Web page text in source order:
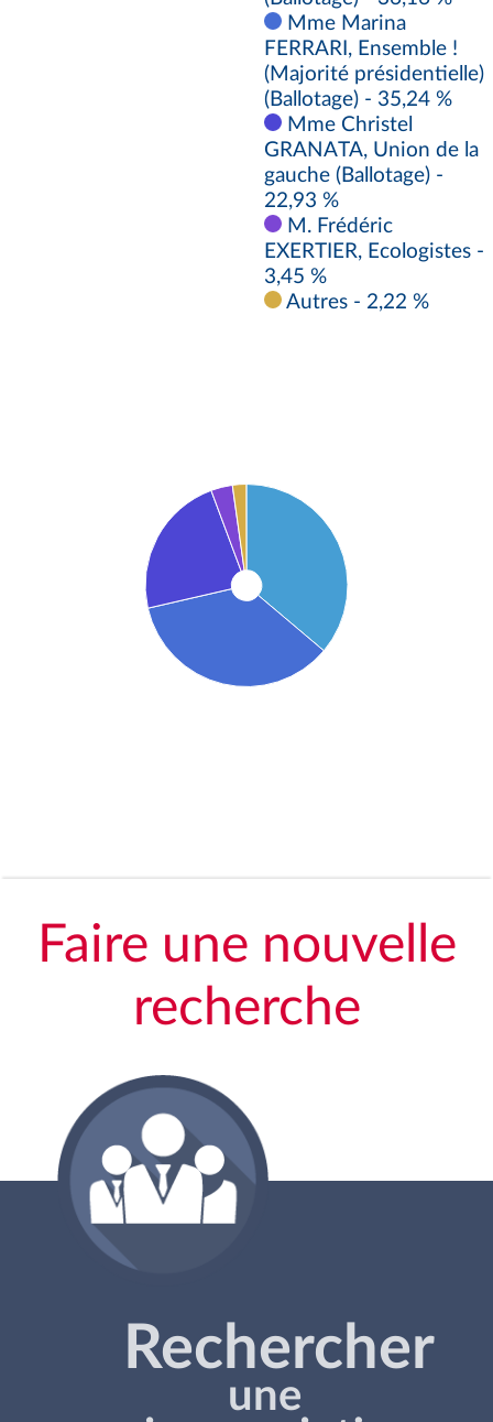
Mme Marina
FERRARI, Ensemble !
(Majorité présidentielle)
(Ballotage) - 35,24 %
Mme Christel
GRANATA, Union de la
gauche (Ballotage) -
22,93 %
M. Frédéric
EXERTIER, Ecologistes -
3,45 %
Autres - 2,22 %
Faire une nouvelle
recherche
Rechercher
une